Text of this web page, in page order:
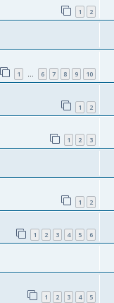
1 2
1 … 6 7 8 9 10
1 2
1 2 3
1 2
1 2 3 4 5 6
1 2 3 4 5